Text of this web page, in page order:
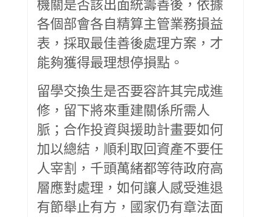
機關是否該出面統籌善後，依據
各個部會各自精算主管業務損益
表，採取最佳善後處理方案，才
能夠獲得最理想停損點。
留學交換生是否要容許其完成進
修，留下將來重建關係所需人
脈；合作投資與援助計畫要如何
加以總結，順利取回資產不要任
人宰割，千頭萬緒都等待政府高
層應對處理，如何讓人感受進退
有節舉止有方，國家仍有章法面